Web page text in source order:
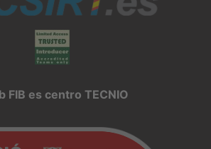
FIB es centro TECNIO